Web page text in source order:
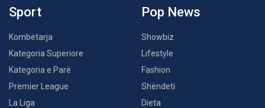
Sport
Kombëtarja
Kategoria Superiore
Kategoria e Parë
Premier League
La Liga
Pop News
Showbiz
Lifestyle
Fashion
Shëndeti
Dieta